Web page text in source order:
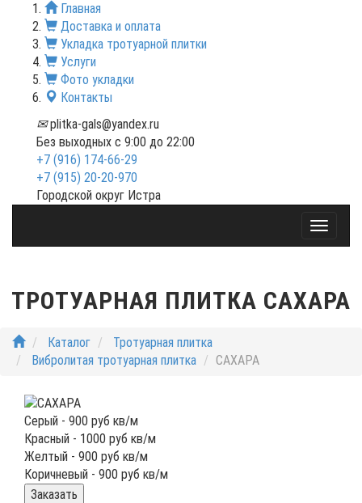
Главная
Доставка и оплата
Укладка тротуарной плитки
Услуги
Фото укладки
Контакты
plitka-gals@yandex.ru
Без выходных с 9:00 до 22:00
+7 (916) 174-66-29
+7 (915) 20-20-970
Городской округ Истра
Toggle
ТРОТУАРНАЯ ПЛИТКА САХАРА
Каталог
Тротуарная плитка
Вибролитая тротуарная плитка
САХАРА
Серый - 900 руб кв/м
Красный - 1000 руб кв/м
Желтый - 900 руб кв/м
Коричневый - 900 руб кв/м
Заказать